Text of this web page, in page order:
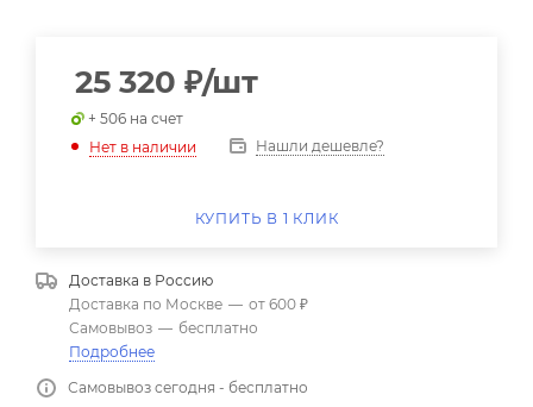
25 320 ₽/шт
+ 506 на счет
Нет в наличии
Нашли дешевле?
КУПИТЬ В 1 КЛИК
Доставка в Россию
Доставка по Москве — от 600 ₽
Самовывоз — бесплатно
Подробнее
Самовывоз сегодня - бесплатно